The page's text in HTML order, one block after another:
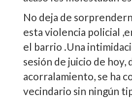
No deja de
esta violencia policial
el barrio .Una
sesión de juicio de
acorralamiento, se ha
vecindario sin ningún